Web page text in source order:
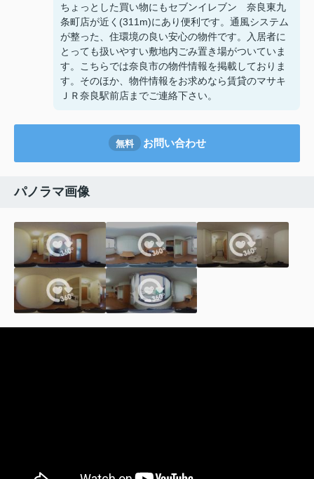
ちょっとした買い物にもセブンイレブン 奈良東九
条町店が近く(311m)にあり便利です。通風システム
が整った、住環境の良い安心の物件です。入居者に
とっても扱いやすい敷地内ごみ置き場がついていま
す。こちらでは奈良市の物件情報を掲載しておりま
す。そのほか、物件情報をお求めなら賃貸のマサキ
ＪＲ奈良駅前店までご連絡下さい。
無料 お問い合わせ
パノラマ画像